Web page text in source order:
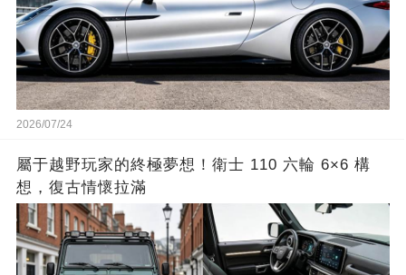
2026/07/24
屬于越野玩家的終極夢想！衛士 110 六輪 6×6 構
想，復古情懷拉滿